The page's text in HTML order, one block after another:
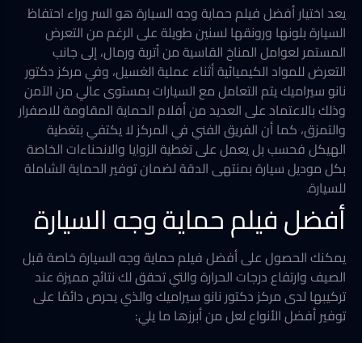
يعد اختيار أفضل فيلم حماية وجه السيارة هو السر وراء احتفاظ
السيارة بلونها ورونقها لسنين طويلة على الرغم من التعرض
المستمر لعوامل المناخ القاسية من أتربة ورمال، إلى جانب
التعرض للمواد الكيميائية أثناء عملية الغسيل، وفي مركز دكتور
نانو سيراميك يتم التعامل مع السيارات بمستوى عالي من الآمن
وذلك بالاعتماد على العديد من أفلام الحماية المقاومة للاصفرار
والتمزق، كما أن الفريق الفني في المركز لا يكتفي بتغطية
الهيكل فحسب بل يعمل على تغطية الزوايا والانحناءات الخاصة
بكل موديل سيارة بمنتهى الدقة لضمان توفير الحماية الشاملة
للسيارة.
أفضل فيلم حماية وجه السيارة
يمكنك الحصول على أفضل فيلم حماية وجه السيارة خاصة قبل
الصيف وارتفاع درجات الحرارة والتي تحقق لك نتائج مميزة عند
تركيبها لدى مركز دكتور نانو سيراميك والذي يحرص دائمًا على
توفير أفضل الأنواع لعل من أبرزها ما يلي: